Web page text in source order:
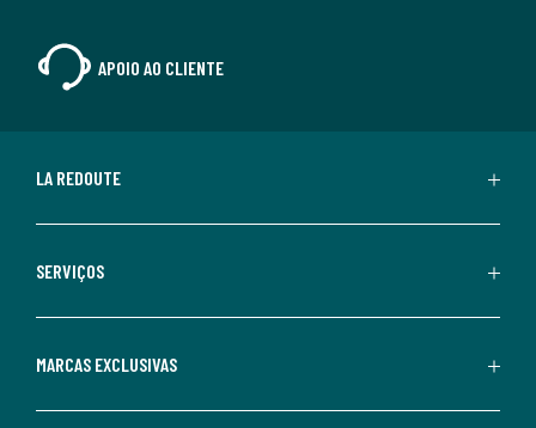
APOIO AO CLIENTE
LA REDOUTE
SERVIÇOS
MARCAS EXCLUSIVAS